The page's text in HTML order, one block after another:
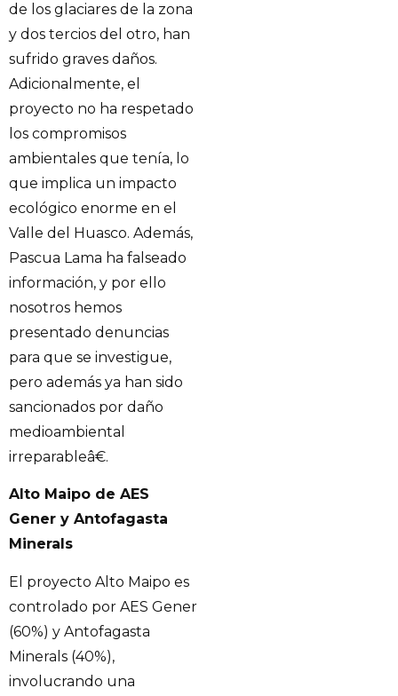
de los glaciares de la zona
y dos tercios del otro, han
sufrido graves daños.
Adicionalmente, el
proyecto no ha respetado
los compromisos
ambientales que tenía, lo
que implica un impacto
ecológico enorme en el
Valle del Huasco. Además,
Pascua Lama ha falseado
información, y por ello
nosotros hemos
presentado denuncias
para que se investigue,
pero además ya han sido
sancionados por daño
medioambiental
irreparableâ€.
Alto Maipo de AES
Gener y Antofagasta
Minerals
El proyecto Alto Maipo es
controlado por AES Gener
(60%) y Antofagasta
Minerals (40%),
involucrando una